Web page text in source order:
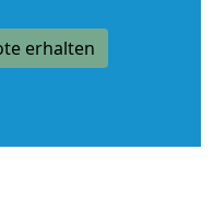
erhalten